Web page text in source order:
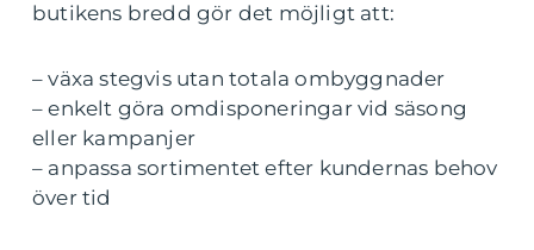
butikens bredd gör det möjligt att:
– växa stegvis utan totala ombyggnader
– enkelt göra omdisponeringar vid säsong
eller kampanjer
– anpassa sortimentet efter kundernas behov
över tid